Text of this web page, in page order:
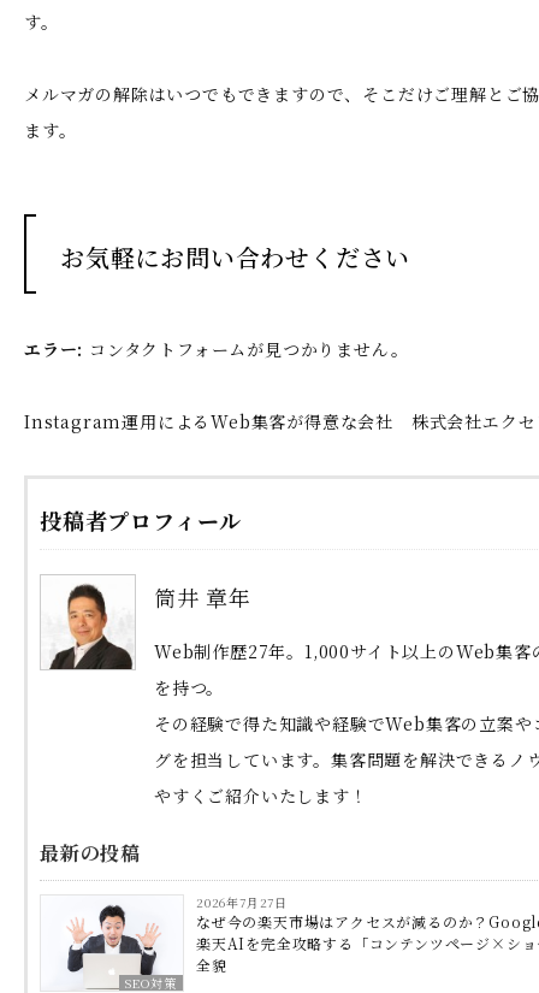
す。
メルマガの解除はいつでもできますので、そこだけご理解とご
ます。
お気軽にお問い合わせください
エラー: コンタクトフォームが見つかりません。
Instagram運用によるWeb集客が得意な会社 株式会社エクセ
投稿者プロフィール
筒井 章年
Web制作歴27年。1,000サイト以上のWeb集客
を持つ。
その経験で得た知識や経験でWeb集客の立案や
グを担当しています。集客問題を解決できるノ
やすくご紹介いたします！
最新の投稿
SEO対策
2026年7月27日
なぜ今の楽天市場はアクセスが減るのか？
楽天AIを完全攻略する「コンテンツページ×シ
全貌